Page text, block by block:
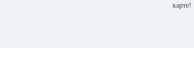
карте!